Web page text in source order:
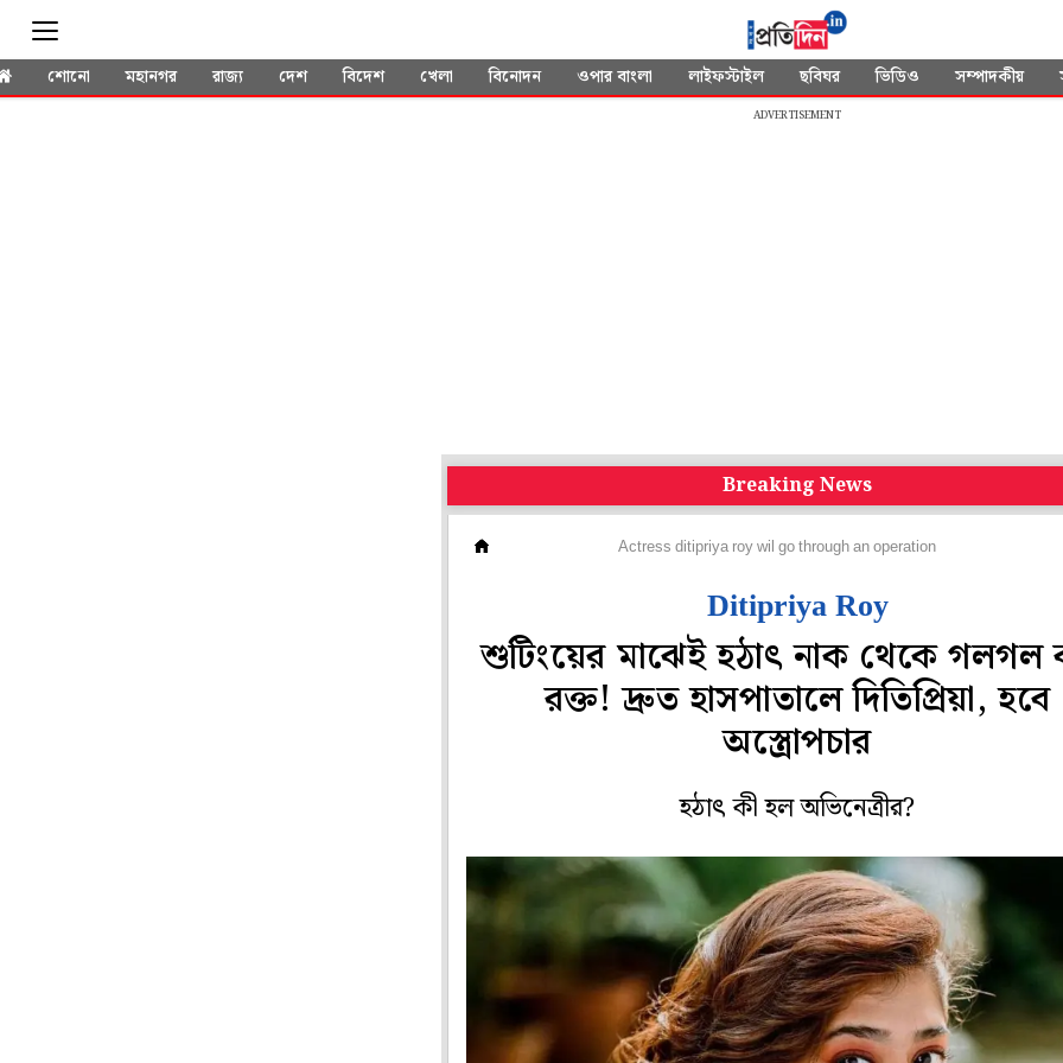
শোনো মহানগর রাজ্য দেশ বিদেশ খেলা বিনোদন ওপার বাংলা লাইফস্টাইল ছবিঘর ভিডিও সম্পাদকীয়
ADVERTISEMENT
Breaking News
Actress ditipriya roy wil go through an operation
Ditipriya Roy
শুটিংয়ের মাঝেই হঠাৎ নাক থেকে গলগল
রক্ত! দ্রুত হাসপাতালে দিতিপ্রিয়া, হবে
অস্ত্রোপচার
হঠাৎ কী হল অভিনেত্রীর?